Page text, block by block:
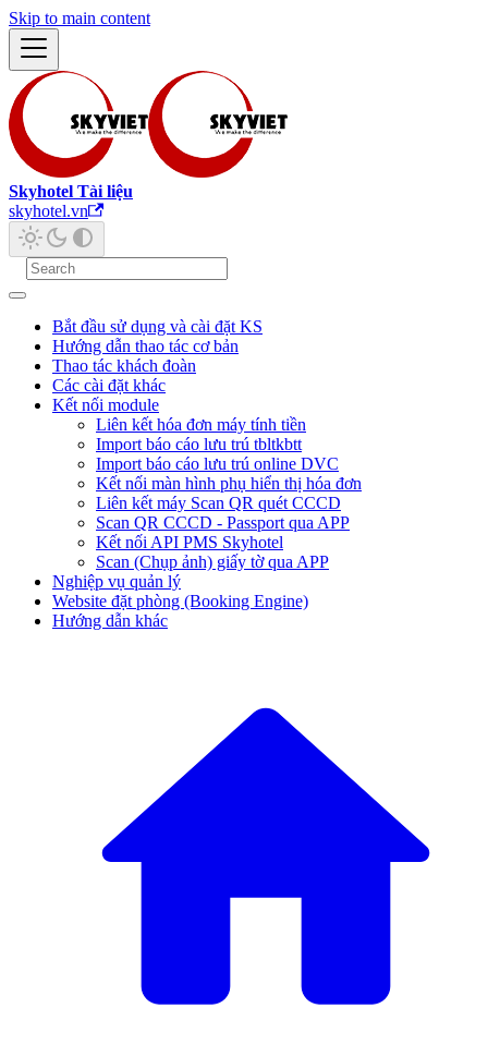
Skip to main content
Skyhotel Tài liệu
skyhotel.vn
Bắt đầu sử dụng và cài đặt KS
Hướng dẫn thao tác cơ bản
Thao tác khách đoàn
Các cài đặt khác
Kết nối module
Liên kết hóa đơn máy tính tiền
Import báo cáo lưu trú tbltkbtt
Import báo cáo lưu trú online DVC
Kết nối màn hình phụ hiển thị hóa đơn
Liên kết máy Scan QR quét CCCD
Scan QR CCCD - Passport qua APP
Kết nối API PMS Skyhotel
Scan (Chụp ảnh) giấy tờ qua APP
Nghiệp vụ quản lý
Website đặt phòng (Booking Engine)
Hướng dẫn khác